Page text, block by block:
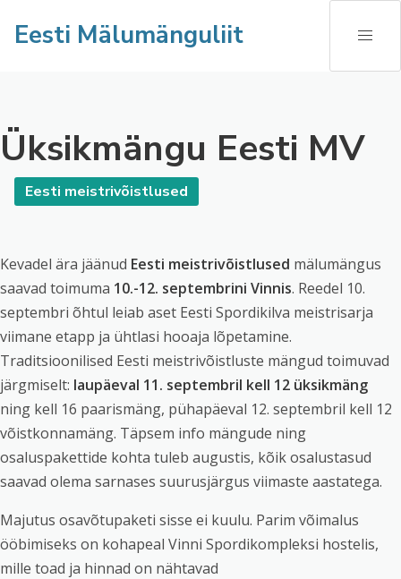
Eesti Mälumänguliit
Üksikmängu Eesti MV
Eesti meistrivõistlused
Kevadel ära jäänud Eesti meistrivõistlused mälumängus
saavad toimuma 10.-12. septembrini Vinnis. Reedel 10.
septembri õhtul leiab aset Eesti Spordikilva meistrisarja
viimane etapp ja ühtlasi hooaja lõpetamine.
Traditsioonilised Eesti meistrivõistluste mängud toimuvad
järgmiselt: laupäeval 11. septembril kell 12 üksikmäng
ning kell 16 paarismäng, pühapäeval 12. septembril kell 12
võistkonnamäng. Täpsem info mängude ning
osaluspakettide kohta tuleb augustis, kõik osalustasud
saavad olema sarnases suurusjärgus viimaste aastatega.
Majutus osavõtupaketi sisse ei kuulu. Parim võimalus
ööbimiseks on kohapeal Vinni Spordikompleksi hostelis,
mille toad ja hinnad on nähtavad